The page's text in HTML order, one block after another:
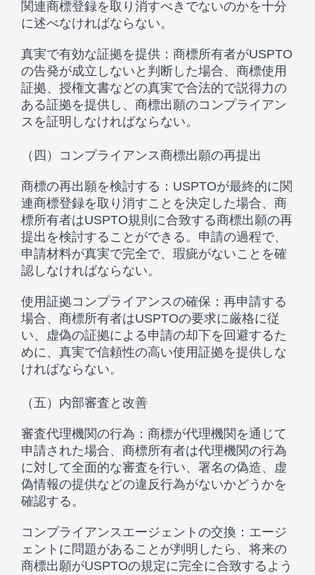
関連商標登録を取り消すべきでないのかを十分
に述べなければならない。
真実で有効な証拠を提供：商標所有者がUSPTO
の告発が成立しないと判断した場合、商標使用
証拠、授権文書などの真実で合法的で説得力の
ある証拠を提供し、商標出願のコンプライアン
スを証明しなければならない。
（四）コンプライアンス商標出願の再提出
商標の再出願を検討する：USPTOが最終的に関
連商標登録を取り消すことを決定した場合、商
標所有者はUSPTO規則に合致する商標出願の再
提出を検討することができる。申請の過程で、
申請材料が真実で完全で、瑕疵がないことを確
認しなければならない。
使用証拠コンプライアンスの確保：再申請する
場合、商標所有者はUSPTOの要求に厳格に従
い、虚偽の証拠による申請の却下を回避するた
めに、真実で信頼性の高い使用証拠を提供しな
ければならない。
（五）内部審査と改善
審査代理機関の行為：商標が代理機関を通じて
申請された場合、商標所有者は代理機関の行為
に対して全面的な審査を行い、署名の偽造、虚
偽情報の提供などの違反行為がないかどうかを
確認する。
コンプライアンスエージェントの交換：エージ
ェントに問題があることが判明したら、将来の
商標出願がUSPTOの規定に完全に合致するよう